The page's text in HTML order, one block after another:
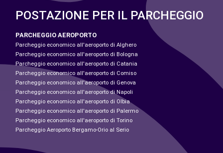
POSTAZIONE PER IL PARCHEGGIO
PARCHEGGIO AEROPORTO
Parcheggio economico all'aeroporto di Alghero
Parcheggio economico all'aeroporto di Bologna
Parcheggio economico all'aeroporto di Catania
Parcheggio economico all'aeroporto di Comiso
Parcheggio economico all'aeroporto di Genova
Parcheggio economico all'aeroporto di Napoli
Parcheggio economico all'aeroporto di Olbia
Parcheggio economico all'aeroporto di Palermo
Parcheggio economico all'aeroporto di Torino
Parcheggio Aeroporto Bergamo-Orio al Serio